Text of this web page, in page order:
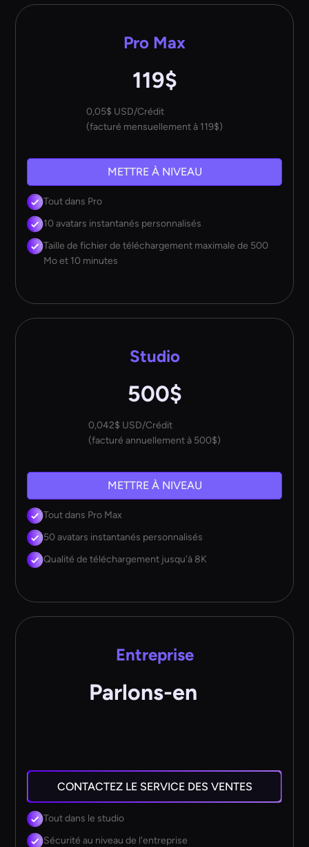
Pro Max
119$
0,05$ USD/Crédit
(facturé mensuellement à 119$)
METTRE À NIVEAU
Tout dans Pro
10 avatars instantanés personnalisés
Taille de fichier de téléchargement maximale de 500
Mo et 10 minutes
Studio
500$
0,042$ USD/Crédit
(facturé annuellement à 500$)
METTRE À NIVEAU
Tout dans Pro Max
50 avatars instantanés personnalisés
Qualité de téléchargement jusqu'à 8K
Entreprise
Parlons-en
CONTACTEZ LE SERVICE DES VENTES
Tout dans le studio
Sécurité au niveau de l'entreprise